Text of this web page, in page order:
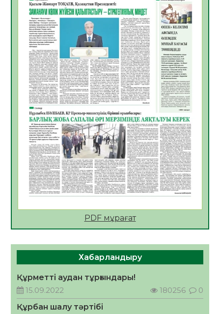
06.08.2026
51
Көкжөтел ауруы туралы
06.08.2026
48
АПВ вакцинасы туралы мәлімет
06.08.2026
46
Open Air: Қызылорда облысы полиция
департаменті 20 мыңнан астам
көрерменнің қауіпсіздігін қамтамасыз етті
06.08.2026
60
ҚЫЗЫЛОРДАДА «САНАЛЫ ҰРПАҚ –
ЖАРҚЫН БОЛАШАҚ» АТТЫ КЕҢЕЙТІЛГЕН
МӘЖІЛІС ӨТТІ
05.08.2026
61
Қазақстан Орталық Азиядағы көшуге ең
азаматтың міндеті
Руслан Рүстемұлы облыс әкімінің
кеңесшісі болып тағайындалды
05.08.2026
58 0
PDF мұрағат
Хабарландыру
Құрметті аудан тұрғындары!
15.09.2022
180256
0
Құрбан шалу тәртібі